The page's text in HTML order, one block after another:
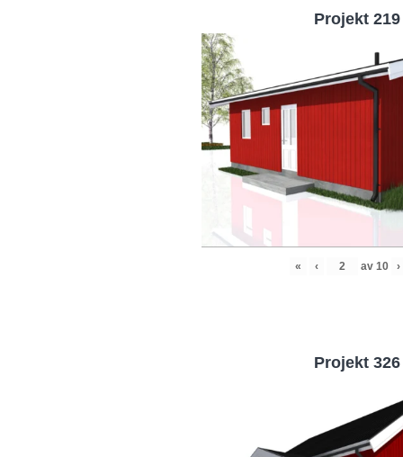
Projekt 219
« ‹ av 10 ›
Projekt 326